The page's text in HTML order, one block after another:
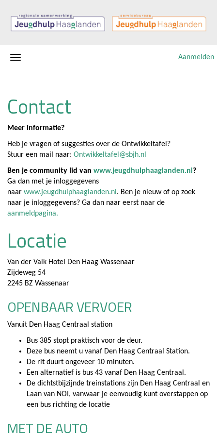
Aanmelden
Contact
Meer informatie?
Heb je vragen of suggesties over de Ontwikkeltafel?
Stuur een mail naar: Ontwikkeltafel@sbjh.nl
Ben je community lid van www.jeugdhulphaaglanden.nl?
Ga dan met je inloggegevens
naar www.jeugdhulphaaglanden.nl. Ben je nieuw of op zoek
naar je inloggegevens? Ga dan naar eerst naar de
aanmeldpagina.
Locatie
Van der Valk Hotel Den Haag Wassenaar
Zijdeweg 54
2245 BZ Wassenaar
OPENBAAR VERVOER
Vanuit Den Haag Centraal station
Bus 385 stopt praktisch voor de deur.
Deze bus neemt u vanaf Den Haag Centraal Station.
De rit duurt ongeveer 10 minuten.
Een alternatief is bus 43 vanaf Den Haag Centraal.
De dichtstbijzijnde treinstations zijn Den Haag Centraal en
Laan van NOI, vanwaar je eenvoudig kunt overstappen op
een bus richting de locatie
MET DE AUTO